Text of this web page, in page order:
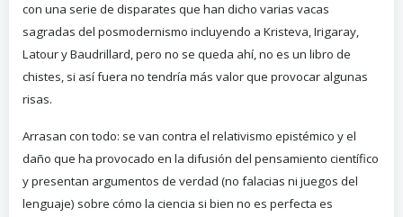
con una serie de disparates que han dicho varias vacas
sagradas del posmodernismo incluyendo a Kristeva, Irigaray,
Latour y Baudrillard, pero no se queda ahí, no es un libro de
chistes, si así fuera no tendría más valor que provocar algunas
risas.
Arrasan con todo: se van contra el relativismo epistémico y el
daño que ha provocado en la difusión del pensamiento científico
y presentan argumentos de verdad (no falacias ni juegos del
lenguaje) sobre cómo la ciencia si bien no es perfecta es